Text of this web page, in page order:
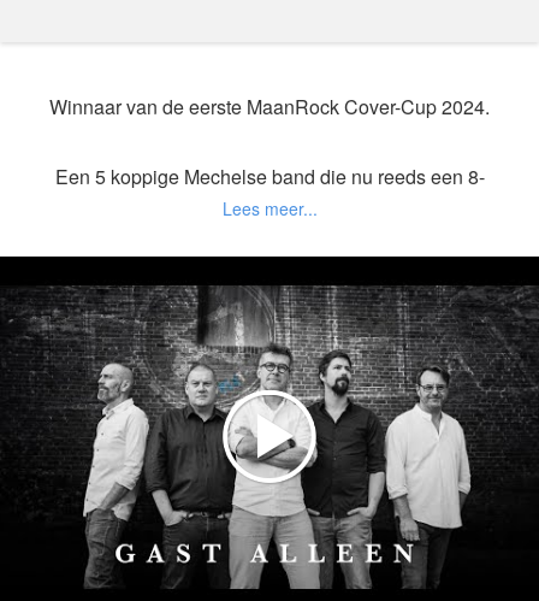
Winnaar van de eerste MaanRock Cover-Cup 2024.
Een 5 koppige Mechelse band die nu reeds een 8-
tal jaar kleine en grote podia afschuimt met een
De groep tolkt al zijn nummers naar het Nederlands.
Engelse rock/pop hits worden nieuwe nummers, dit
alles met een hard, grappig of melancholisch kantje.
De pareltjes uit het BelPop arsenaal en hits uit de
Lage Landen worden natuurlijk niet vergeten, al dan
niet ver'TOLK't naar het Vlaams.